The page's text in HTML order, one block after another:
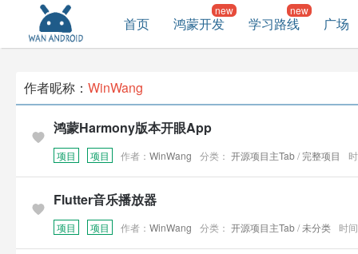
首页 鸿蒙开发 学习路线 广场
作者昵称： WinWang
鸿蒙Harmony版本开眼App
项目 项目 作者： WinWang 分类： 开源项目主Tab/完整项目
Flutter音乐播放器
项目 项目 作者： WinWang 分类： 开源项目主Tab/未分类 时